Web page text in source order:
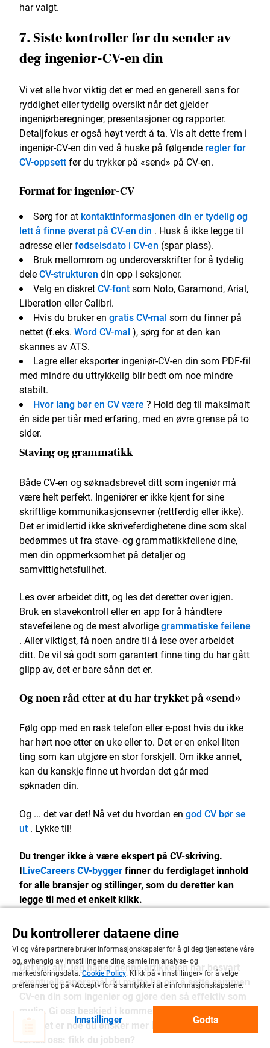
har valgt.
7. Siste kontroller før du sender av
deg ingeniør-CV-en din
Vi vet alle hvor viktig det er med en generell sans for
ryddighet eller tydelig oversikt når det gjelder
ingeniørberegninger, presentasjoner og rapporter.
Detaljfokus er også høyt verdt å ta. Vis alt dette frem i
ingeniør-CV-en din ved å huske på følgende regler for
CV-oppsettfør du trykker på «send» på CV-en.
Format for ingeniør-CV
Sørg for at kontaktinformasjonen din er tydelig og
lett å finne øverst på CV-en din . Husk å ikke legge til
adresse ellerfødselsdato i CV-en (spar plass).
Bruk mellomrom og underoverskrifter for å tydelig
deleCV-strukturen din opp i seksjoner.
Velg en diskretCV-fontsom Noto, Garamond, Arial,
Liberation eller Calibri.
Hvis du bruker en gratis CV-mal som du finner på
nettet (f.eks. Word CV-mal ), sørg for at den kan
skannes av ATS.
Lagre eller eksporter ingeniør-CV-en din som PDF-fil
med mindre du uttrykkelig blir bedt om noe mindre
stabilt.
Hvor lang bør en CV være ? Hold deg til maksimalt
én side per tiår med erfaring, med en øvre grense på to
sider.
Staving og grammatikk
Både CV-en og søknadsbrevet ditt som ingeniør må
være helt perfekt. Ingeniører er ikke kjent for sine
skriftlige kommunikasjonsevner (rettferdig eller ikke).
Det er imidlertid ikke skriveferdighetene dine som skal
bedømmes ut fra stave- og grammatikkfeilene dine,
men din oppmerksomhet på detaljer og
samvittighetsfullhet.
Les over arbeidet ditt, og les det deretter over igjen.
Bruk en stavekontroll eller en app for å håndtere
stavefeilene og de mest alvorligegrammatiske feilene
. Aller viktigst, få noen andre til å lese over arbeidet
ditt. De vil så godt som garantert finne ting du har gått
glipp av, det er bare sånn det er.
Og noen råd etter at du har trykket på «send»
Følg opp med en rask telefon eller e-post hvis du ikke
har hørt noe etter en uke eller to. Det er en enkel liten
ting som kan utgjøre en stor forskjell. Om ikke annet,
kan du kanskje finne ut hvordan det går med
søknaden din.
Og ... det var det! Nå vet du hvordan en god CV bør se
ut . Lykke til!
Du trenger ikke å være ekspert på CV-skriving.
ILiveCareers CV-byggerfinner du ferdiglaget innhold
for alle bransjer og stillinger, som du deretter kan
legge til med et enkelt klikk.
Det var alt! Jeg håper denne artikkelen har besvart
eventuelle spørsmål du måtte ha om å sette sammen
CV-en din som ingeniør og gjøre den så effektiv som
mulig. Gi oss beskjed i kommentarfeltet nedenfor
hvis det er noe du ønsker mer informasjon om. Og
fortell oss: fikk du jobben?
Du kontrollerer dataene dine
Vi og våre partnere bruker informasjonskapsler for å gi deg tjenestene våre
og, avhengig av innstillingene dine, samle inn analyse- og
markedsføringsdata.Cookie Policy. Klikk på «Innstillinger» for å velge
preferanser og på «Accept» for å samtykke i alle informasjonskapslene.
Innstillinger Godta